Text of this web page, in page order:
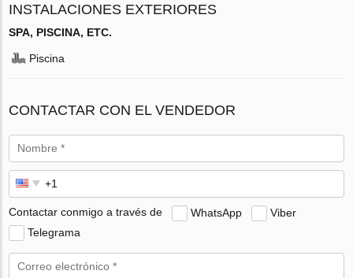
INSTALACIONES EXTERIORES
SPA, PISCINA, ETC.
Piscina
CONTACTAR CON EL VENDEDOR
Contactar conmigo a través de WhatsApp
Viber
Telegrama